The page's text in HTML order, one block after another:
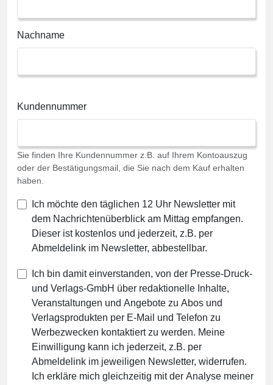
Nachname
Kundennummer
Sie finden Ihre Kundennummer z.B. auf Ihrem Kontoauszug
oder der Bestätigungsmail, die Sie nach dem Kauf erhalten
haben.
Ich möchte den täglichen 12 Uhr Newsletter mit
dem Nachrichtenüberblick am Mittag empfangen.
Dieser ist kostenlos und jederzeit, z.B. per
Abmeldelink im Newsletter, abbestellbar.
Ich bin damit einverstanden, von der Presse-Druck-
und Verlags-GmbH über redaktionelle Inhalte,
Veranstaltungen und Angebote zu Abos und
Verlagsprodukten per E-Mail und Telefon zu
Werbezwecken kontaktiert zu werden. Meine
Einwilligung kann ich jederzeit, z.B. per
Abmeldelink im jeweiligen Newsletter, widerrufen.
Ich erkläre mich gleichzeitig mit der Analyse meiner